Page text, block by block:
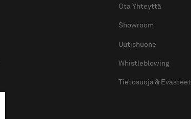
Ota Yhteyttä
Showroom
Uutishuone
Whistleblowing
Tietosuoja & Evästeet